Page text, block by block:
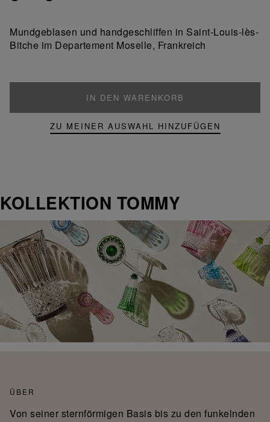
Produkt
Mundgeblasen und handgeschliffen in Saint-Louis-lès-
Bitche im Departement Moselle, Frankreich
IN DEN WARENKORB
ZU MEINER AUSWAHL HINZUFÜGEN
KOLLEKTION TOMMY
ÜBER
Von seiner sternförmigen Basis bis zu den funkelnden